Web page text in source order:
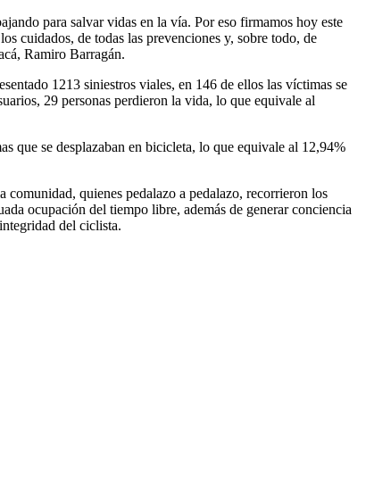
para salvar vidas en la vía. Por eso firmamos hoy este
cuidados, de todas las prevenciones y, sobre todo, de
Ramiro Barragán.
1213 siniestros viales, en 146 de ellos las víctimas se
29 personas perdieron la vida, lo que equivale al
que se desplazaban en bicicleta, lo que equivale al 12,94%
quienes pedalazo a pedalazo, recorrieron los
ocupación del tiempo libre, además de generar conciencia
del ciclista.